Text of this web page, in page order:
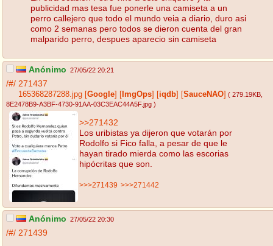
publicidad mas tesa fue ponerle una camiseta a un
perro callejero que todo el mundo veia a diario, duro asi
como 2 semanas pero todos se dieron cuenta del gran
malparido perro, despues aparecio sin camiseta
Anónimo 27/05/22 20:21
/#/ 271437
165368287288.jpg Google ImgOps iqdb SauceNAO ( 279.19KB
8E2478B9-A3BF-4730-91AA-03C3EAC44A5F.jpg )
>>271432
Los uribistas ya dijeron que votarán por
Rodolfo si Fico falla, a pesar de que le
hayan tirado mierda como las escorias
hipócritas que son.
>>>271439 >>>271442
Anónimo 27/05/22 20:30
/#/ 271439